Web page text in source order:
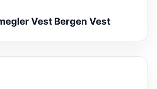
Vest Bergen Vest